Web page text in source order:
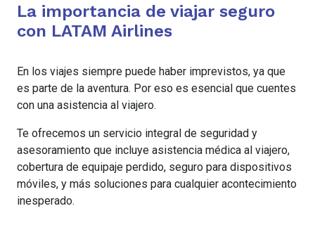
La importancia de viajar seguro
con LATAM Airlines
En los viajes siempre puede haber imprevistos, ya que
es parte de la aventura. Por eso es esencial que cuentes
con una asistencia al viajero.
Te ofrecemos un servicio integral de seguridad y
asesoramiento que incluye asistencia médica al viajero,
cobertura de equipaje perdido, seguro para dispositivos
móviles, y más soluciones para cualquier acontecimiento
inesperado.